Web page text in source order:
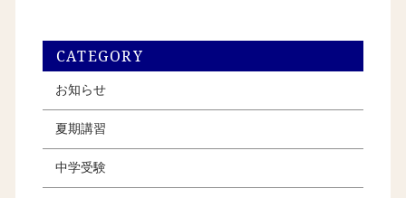
CATEGORY
お知らせ
夏期講習
中学受験